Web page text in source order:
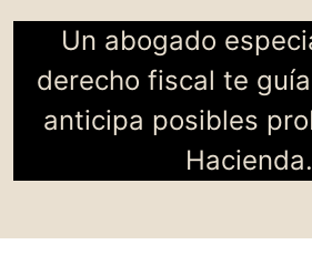
Un abogado
derecho fiscal te
anticipa posibles
Hacienda.